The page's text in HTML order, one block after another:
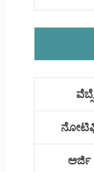
ಅರ್ಜಿ